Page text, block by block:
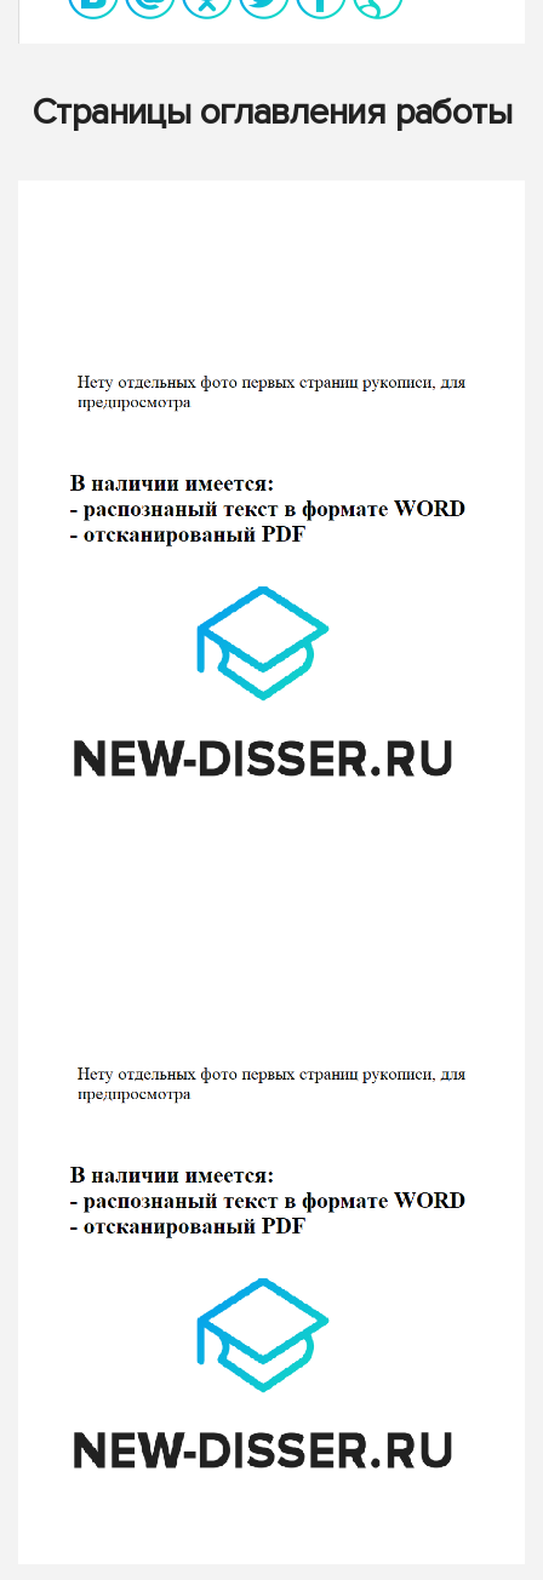
Страницы оглавления работы